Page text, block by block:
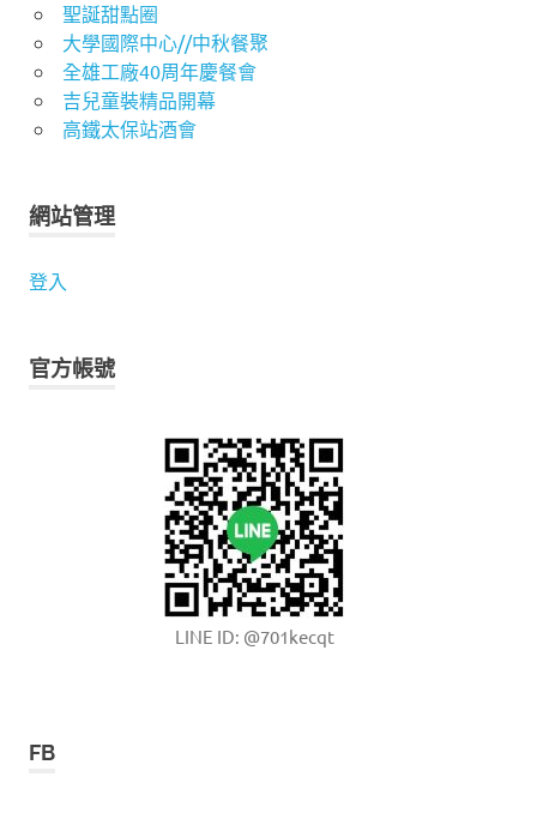
聖誕甜點圈
大學國際中心//中秋餐聚
全雄工廠40周年慶餐會
吉兒童裝精品開幕
高鐵太保站酒會
網站管理
登入
官方帳號
LINE ID: @701kecqt
FB